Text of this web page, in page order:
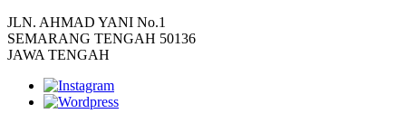
JLN. AHMAD YANI No.1
SEMARANG TENGAH 50136
JAWA TENGAH